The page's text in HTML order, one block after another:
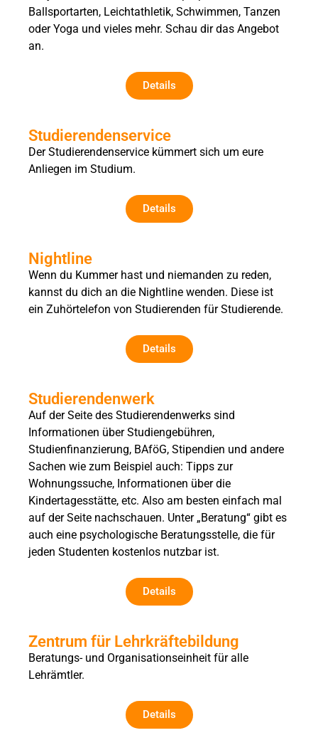
Ballsportarten, Leichtathletik, Schwimmen, Tanzen
oder Yoga und vieles mehr. Schau dir das Angebot
an.
Details
Studierendenservice
Der Studierendenservice kümmert sich um eure
Anliegen im Studium.
Details
Nightline
Wenn du Kummer hast und niemanden zu reden,
kannst du dich an die Nightline wenden. Diese ist
ein Zuhörtelefon von Studierenden für Studierende.
Details
Studierendenwerk
Auf der Seite des Studierendenwerks sind
Informationen über Studiengebühren,
Studienfinanzierung, BAföG, Stipendien und andere
Sachen wie zum Beispiel auch: Tipps zur
Wohnungssuche, Informationen über die
Kindertagesstätte, etc. Also am besten einfach mal
auf der Seite nachschauen. Unter „Beratung“ gibt es
auch eine psychologische Beratungsstelle, die für
jeden Studenten kostenlos nutzbar ist.
Details
Zentrum für Lehrkräftebildung
Beratungs- und Organisationseinheit für alle
Lehrämtler.
Details